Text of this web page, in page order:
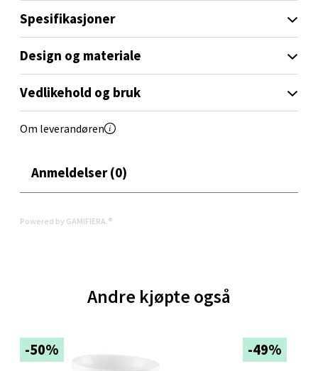
Spesifikasjoner
Design og materiale
Vedlikehold og bruk
Om leverandøren
Anmeldelser (0)
Powered by GAMIFIERA.®
Andre kjøpte også
-50% -49%
Åpent i dag 10-20
0 i butikk
Ski Storsenter, Jernbanesvingen 6, 1400 Ski
0 i butikk
Hamar - CC Hamar
Vangsvegen 62, 2317 Hamar